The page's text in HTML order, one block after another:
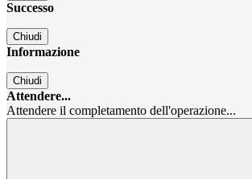
Successo
Chiudi
Informazione
Chiudi
Attendere...
Attendere il completamento dell'operazione...